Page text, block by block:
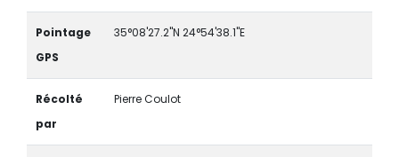
Pointage
GPS
35°08'27.2"N 24°54'38.1"E
Récolté
par
Pierre Coulot